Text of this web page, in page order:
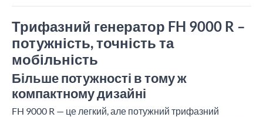
Трифазний генератор FH 9000 R –
потужність, точність та
мобільність
Більше потужності в тому ж
компактному дизайні
FH 9000 R — це легкий, але потужний трифазний